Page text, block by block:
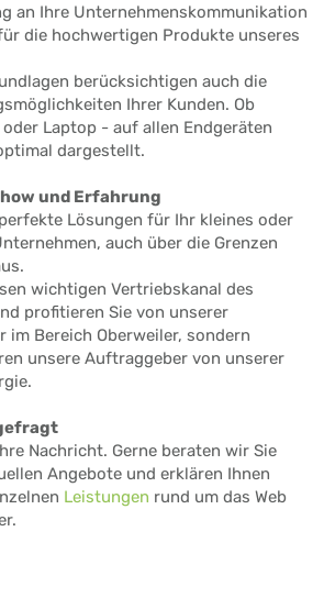
an Ihre Unternehmenskommunikation
die hochwertigen Produkte unseres
berücksichtigen auch die
Ihrer Kunden. Ob
Laptop - auf allen Endgeräten
dargestellt.
und Erfahrung
Lösungen für Ihr kleines oder
auch über die Grenzen
wichtigen Vertriebskanal des
profitieren Sie von unserer
im Bereich Oberweiler, sondern
unsere Auftraggeber von unserer
Nachricht. Gerne beraten wir Sie
Angebote und erklären Ihnen
Leistungen rund um das Web